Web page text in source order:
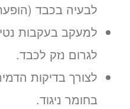
לבעיה בכבד
למעקב בעקבות
לגרום נזק לכבד.
לצורך בדיקות
בחומר ניגוד.